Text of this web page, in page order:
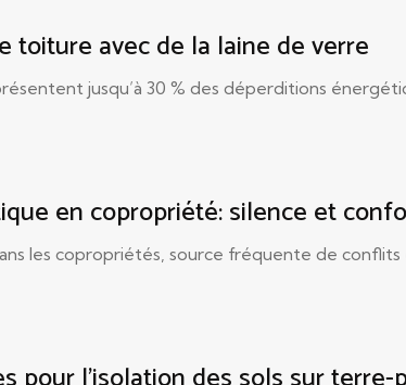
toiture avec de la laine de verre
jusqu’à 30 % des déperditions
en copropriété: silence et
les copropriétés, source fréquente de conflits